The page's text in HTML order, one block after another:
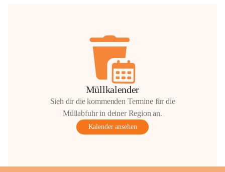
Müllkalender
Sieh dir die kommenden Termine für die
Müllabfuhr in deiner Region an.
Kalender ansehen